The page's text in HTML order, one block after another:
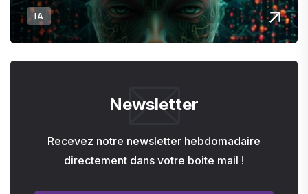
IA
Newsletter
Recevez notre newsletter hebdomadaire
directement dans votre boite mail !